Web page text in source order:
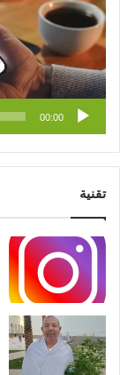
ك
00:00
تقنية